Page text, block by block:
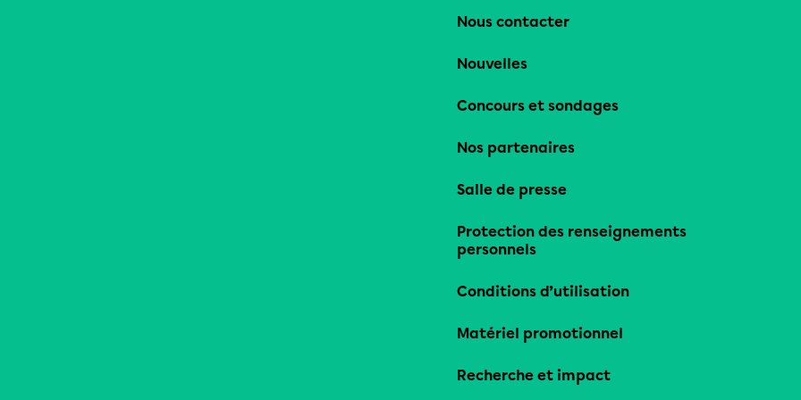
Nous contacter
Nouvelles
Concours et sondages
Nos partenaires
Salle de presse
Protection des renseignements
personnels
Conditions d’utilisation
Matériel promotionnel
Recherche et impact